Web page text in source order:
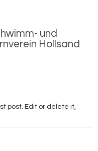
und
Hollsand
post. Edit or delete it,